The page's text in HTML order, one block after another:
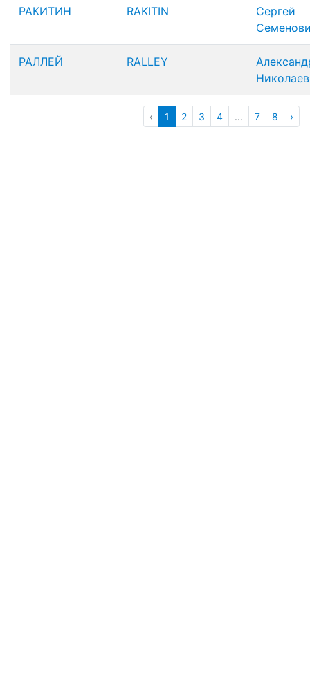
РАКИТИН RAKITIN
Сергей
РАЛЛЕЙ RALLEY
‹ 1 2 3 4 ... 7 8 ›